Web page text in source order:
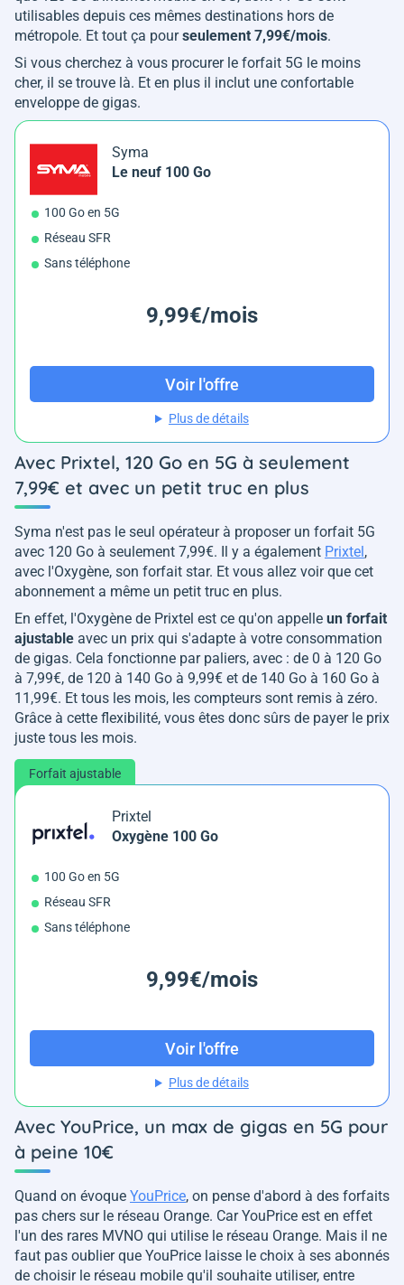
utilisables depuis ces mêmes destinations hors de
métropole. Et tout ça pourseulement 7,99€/mois.
Si vous cherchez à vous procurer le forfait 5G le moins
cher, il se trouve là. Et en plus il inclut une confortable
enveloppe de gigas.
Syma
Le neuf 100 Go
100 Go en 5G
Réseau SFR
Sans téléphone
9,99€/mois
Voir l'offre
Plus de détails
Avec Prixtel, 120 Go en 5G à seulement
7,99€ et avec un petit truc en plus
Syma n'est pas le seul opérateur à proposer un forfait 5G
avec 120 Go à seulement 7,99€. Il y a également Prixtel ,
avec l'Oxygène, son forfait star. Et vous allez voir que cet
abonnement a même un petit truc en plus.
En effet, l'Oxygène de Prixtel est ce qu'on appelle un forfait
ajustable avec un prix qui s'adapte à votre consommation
de gigas. Cela fonctionne par paliers, avec : de 0 à 120 Go
à 7,99€, de 120 à 140 Go à 9,99€ et de 140 Go à 160 Go à
11,99€. Et tous les mois, les compteurs sont remis à zéro.
Grâce à cette flexibilité, vous êtes donc sûrs de payer le prix
juste tous les mois.
Forfait ajustable
Prixtel
Oxygène 100 Go
100 Go en 5G
Réseau SFR
Sans téléphone
9,99€/mois
Voir l'offre
Plus de détails
Avec YouPrice, un max de gigas en 5G pour
à peine 10€
Quand on évoque YouPrice, on pense d'abord à des forfaits
pas chers sur le réseau Orange. Car YouPrice est en effet
l'un des rares MVNO qui utilise le réseau Orange. Mais il ne
faut pas oublier que YouPrice laisse le choix à ses abonnés
de choisir le réseau mobile qu'il souhaite utiliser, entre